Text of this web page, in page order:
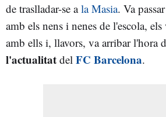
de traslladar-se ala Masia. Va
amb els nens i nenes de l'escola,
amb ells i, llavors, va arribar l'hora
l'actualitat del FC Barcelona.